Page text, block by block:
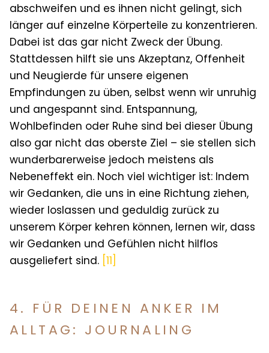
abschweifen und es ihnen nicht gelingt, sich
länger auf einzelne Körperteile zu konzentrieren.
Dabei ist das gar nicht Zweck der Übung.
Stattdessen hilft sie uns Akzeptanz, Offenheit
und Neugierde für unsere eigenen
Empfindungen zu üben, selbst wenn wir unruhig
und angespannt sind. Entspannung,
Wohlbefinden oder Ruhe sind bei dieser Übung
also gar nicht das oberste Ziel – sie stellen sich
wunderbarerweise jedoch meistens als
Nebeneffekt ein. Noch viel wichtiger ist: Indem
wir Gedanken, die uns in eine Richtung ziehen,
wieder loslassen und geduldig zurück zu
unserem Körper kehren können, lernen wir, dass
wir Gedanken und Gefühlen nicht hilflos
ausgeliefert sind. [11]
4. FÜR DEINEN ANKER IM
ALLTAG: JOURNALING